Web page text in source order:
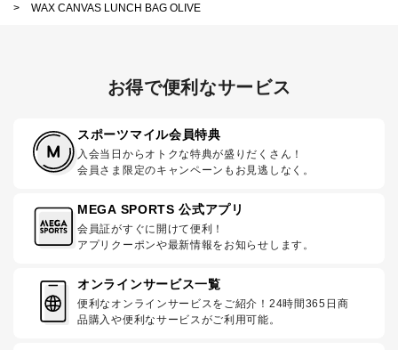
>
WAX CANVAS LUNCH BAG OLIVE
お得で便利なサービス
スポーツマイル会員特典
入会当日からオトクな特典が盛りだくさん！
会員さま限定のキャンペーンもお見逃しなく。
MEGA SPORTS 公式アプリ
会員証がすぐに開けて便利！
アプリクーポンや最新情報をお知らせします。
オンラインサービス一覧
便利なオンラインサービスをご紹介！24時間365日商
品購入や便利なサービスがご利用可能。